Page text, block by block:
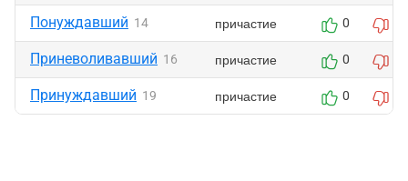
Понуждавший 14 причастие 0
Приневоливавший 16 причастие 0
Принуждавший 19 причастие 0